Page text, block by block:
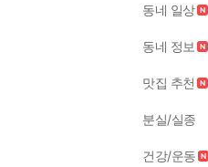
동네 일상
동네 정보
맛집 추천
분실/실종
건강/운동